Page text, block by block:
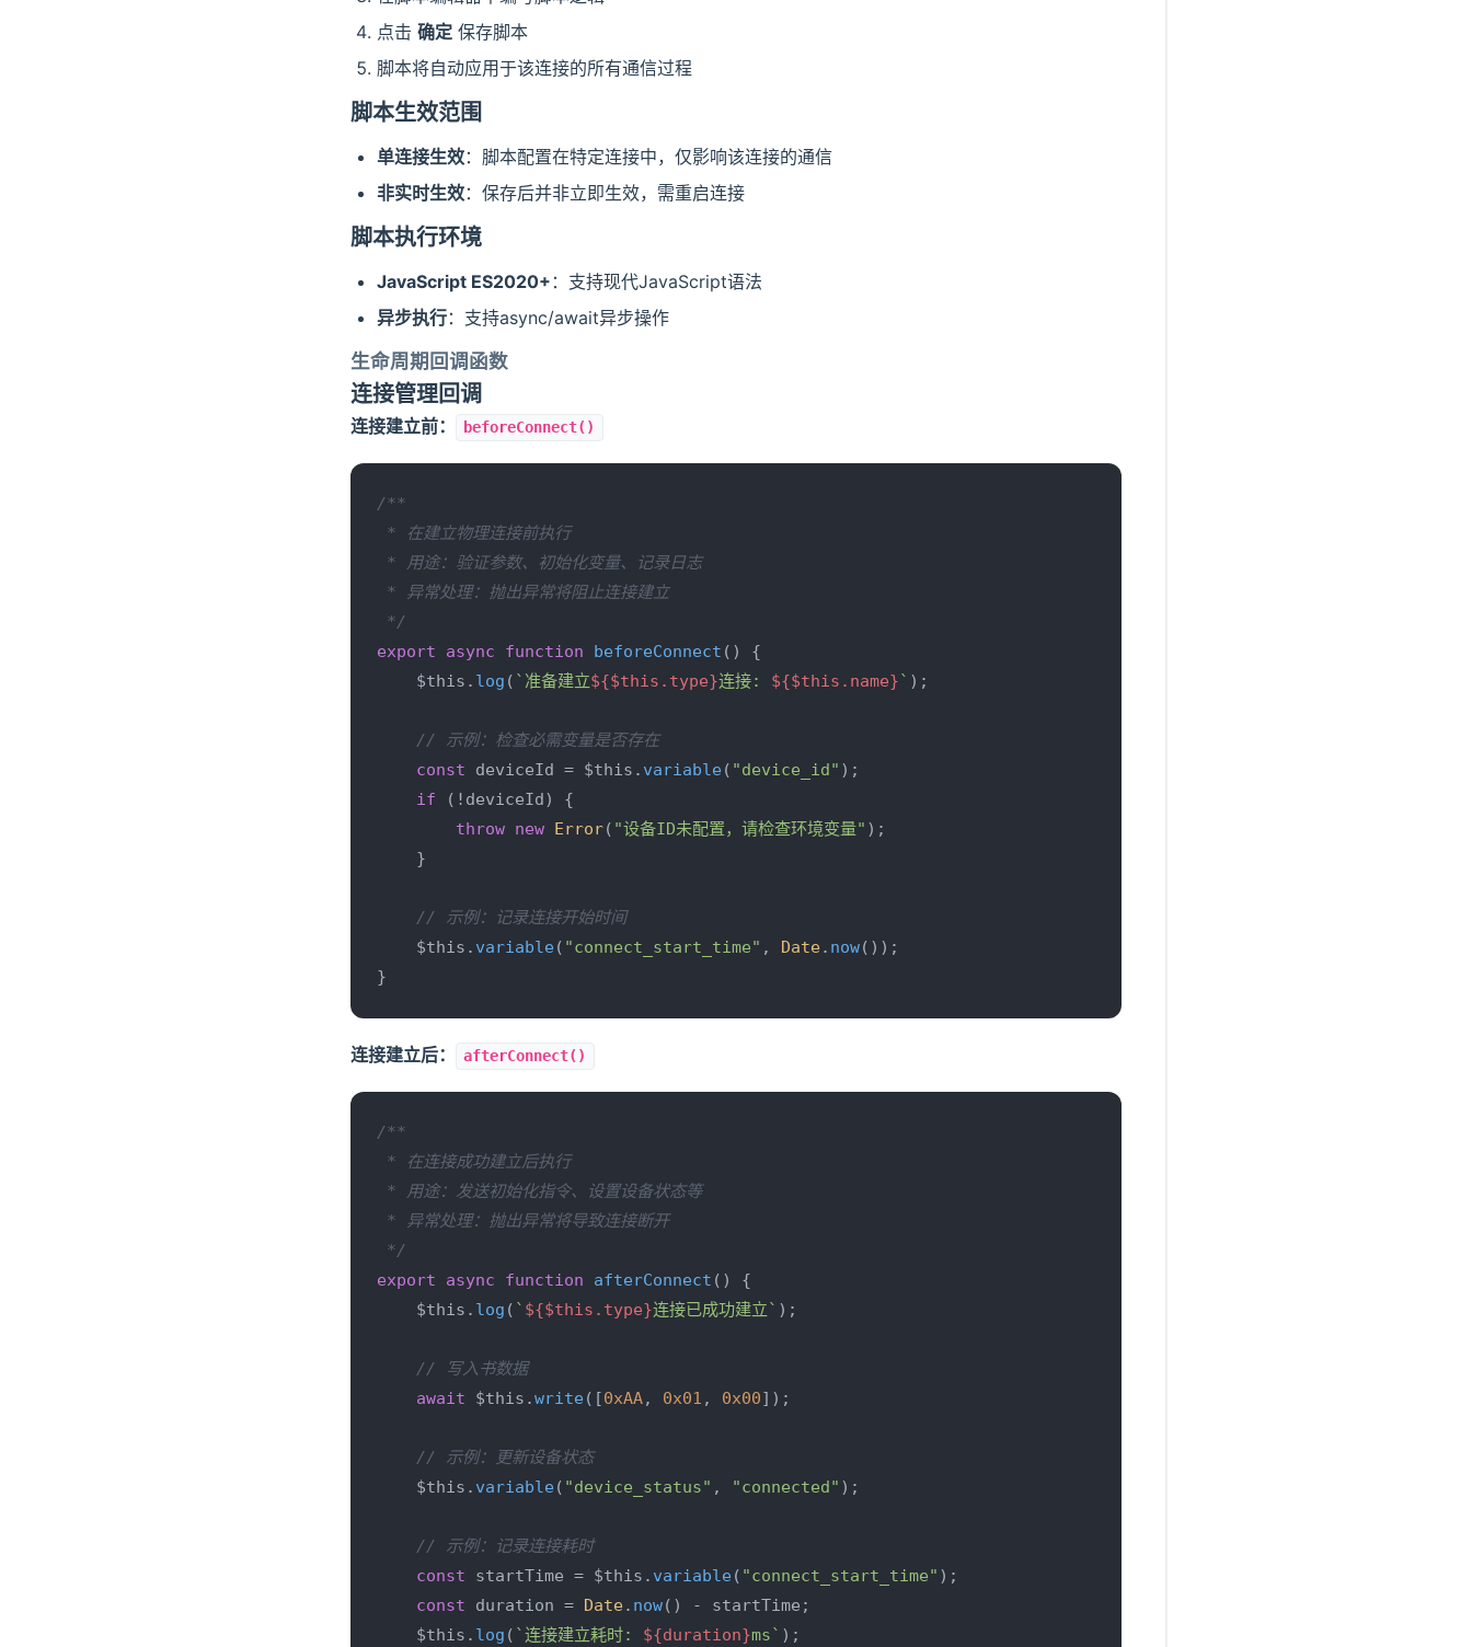
点击 确定 保存脚本
脚本将自动应用于该连接的所有通信过程
脚本生效范围
单连接生效：脚本配置在特定连接中，仅影响该连接的通信
非实时生效：保存后并非立即生效，需重启连接
脚本执行环境
JavaScript ES2020+ ：支持现代JavaScript语法
异步执行：支持async/await异步操作
生命周期回调函数
连接管理回调
连接建立前： beforeConnect()
/**
* 在建立物理连接前执行
* 用途：验证参数、初始化变量、记录日志
* 异常处理：抛出异常将阻止连接建立
*/
export
async function beforeConnect ( ) {
    $this.
log ( `准备建立${$this.type}连接: ${$this.name} ` );
// 示例：检查必需变量是否存在
const deviceId = $this. variable( "device_id" );
if (!deviceId) {
throw new Error( "设备ID未配置，请检查环境变量" );
    }
// 示例：记录连接开始时间
    $this.
variable( "connect_start_time" , Date. now());
}
连接建立后： afterConnect()
/**
* 在连接成功建立后执行
* 用途：发送初始化指令、设置设备状态等
* 异常处理：抛出异常将导致连接断开
*/
export
async function afterConnect ( ) {
    $this.
log ( ` ${$this.type}连接已成功建立` );
// 写入书数据
await $this.write([0xAA, 0x01 , 0x00]);
// 示例：更新设备状态
    $this.
variable( "device_status" , "connected" );
// 示例：记录连接耗时
const startTime = $this. variable( "connect_start_time" );
const duration = Date. now() - startTime;
    $this.
log ( `连接建立耗时: ${duration}ms` );